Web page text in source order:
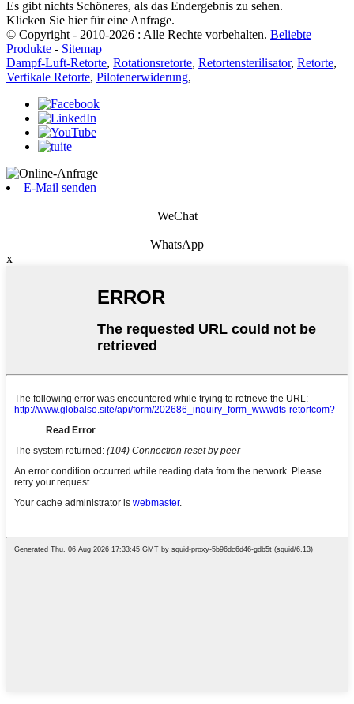
Es gibt nichts Schöneres, als das Endergebnis zu sehen.
Klicken Sie hier für eine Anfrage.
© Copyright - 2010-2026 : Alle Rechte vorbehalten. Beliebte
Produkte - Sitemap
Dampf-Luft-Retorte, Rotationsretorte, Retortensterilisator, Retorte,
Vertikale Retorte, Pilotenerwiderung,
E-Mail senden
WeChat
WhatsApp
x